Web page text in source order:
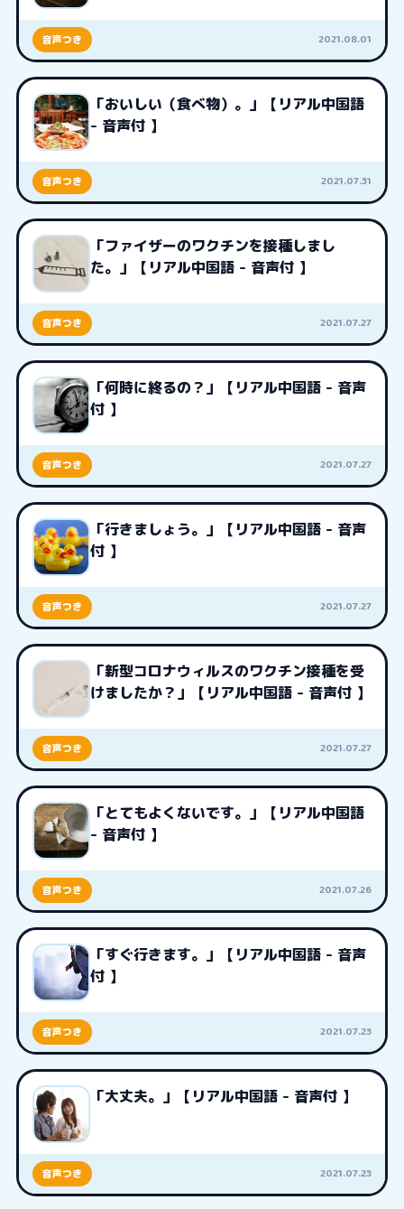
音声つき 2021.08.01
「おいしい（食べ物）。」【リアル中国語
- 音声付 】
音声つき 2021.07.31
「ファイザーのワクチンを接種しまし
た。」【リアル中国語 - 音声付 】
音声つき 2021.07.27
「何時に終るの？」【リアル中国語 - 音声
付 】
音声つき 2021.07.27
「行きましょう。」【リアル中国語 - 音声
付 】
音声つき 2021.07.27
「新型コロナウィルスのワクチン接種を受
けましたか？」【リアル中国語 - 音声付 】
音声つき 2021.07.27
「とてもよくないです。」【リアル中国語
- 音声付 】
音声つき 2021.07.26
「すぐ行きます。」【リアル中国語 - 音声
付 】
音声つき 2021.07.23
「大丈夫。」【リアル中国語 - 音声付 】
音声つき 2021.07.23